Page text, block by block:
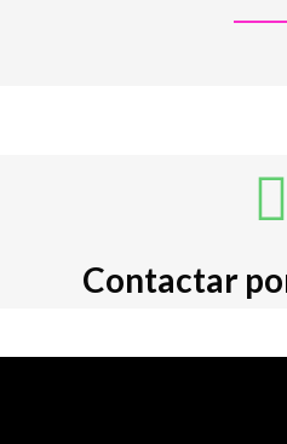
Contactar